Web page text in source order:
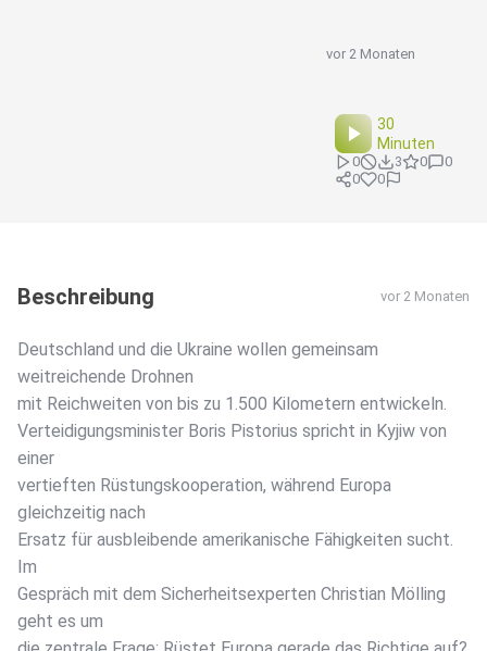
vor 2 Monaten
30
Minuten
0 3 0
0
0
0
Beschreibung vor 2 Monaten
Deutschland und die Ukraine wollen gemeinsam
weitreichende Drohnen
mit Reichweiten von bis zu 1.500 Kilometern entwickeln.
Verteidigungsminister Boris Pistorius spricht in Kyjiw von
einer
vertieften Rüstungskooperation, während Europa
gleichzeitig nach
Ersatz für ausbleibende amerikanische Fähigkeiten sucht.
Im
Gespräch mit dem Sicherheitsexperten Christian Mölling
geht es um